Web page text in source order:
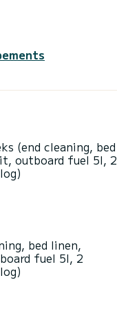
(end cleaning, bed
outboard fuel 5l, 2
bed linen,
fuel 5l, 2